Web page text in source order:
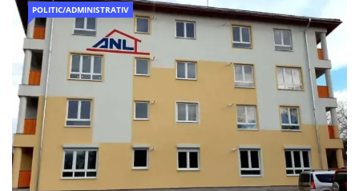
POLITIC/ADMINISTRATIV